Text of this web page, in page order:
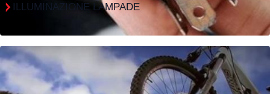
ILLUMINAZIONE LAMPADE